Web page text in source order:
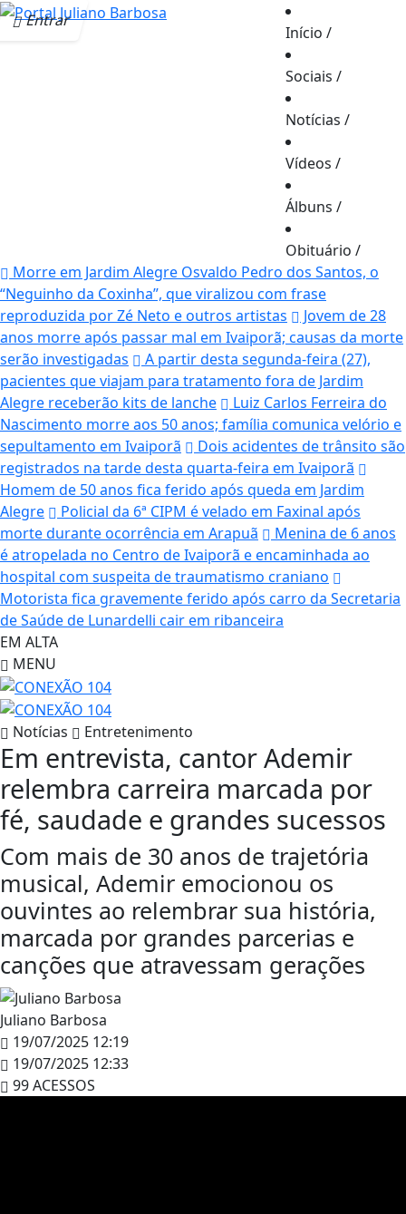
Entrar
Início /
Sociais /
Notícias /
Vídeos /
Álbuns /
Obituário /
Morre em Jardim Alegre Osvaldo Pedro dos Santos, o
“Neguinho da Coxinha”, que viralizou com frase
reproduzida por Zé Neto e outros artistas
Jovem de 28
anos morre após passar mal em Ivaiporã; causas da morte
serão investigadas
A partir desta segunda-feira (27),
pacientes que viajam para tratamento fora de Jardim
Alegre receberão kits de lanche
Luiz Carlos Ferreira do
Nascimento morre aos 50 anos; família comunica velório e
sepultamento em Ivaiporã
Dois acidentes de trânsito são
registrados na tarde desta quarta-feira em Ivaiporã
Homem de 50 anos fica ferido após queda em Jardim
Alegre
Policial da 6ª CIPM é velado em Faxinal após
morte durante ocorrência em Arapuã
Menina de 6 anos
é atropelada no Centro de Ivaiporã e encaminhada ao
hospital com suspeita de traumatismo craniano
Motorista fica gravemente ferido após carro da Secretaria
de Saúde de Lunardelli cair em ribanceira
EM ALTA
MENU
Notícias Entretenimento
Em entrevista, cantor Ademir
relembra carreira marcada por
fé, saudade e grandes sucessos
Com mais de 30 anos de trajetória
musical, Ademir emocionou os
ouvintes ao relembrar sua história,
marcada por grandes parcerias e
canções que atravessam gerações
Juliano Barbosa
19/07/2025 12:19
19/07/2025 12:33
99 ACESSOS